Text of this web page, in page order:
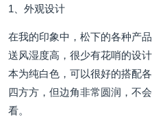
1、外观设计
在我的印象中，松下的各种产
送风湿度高，很少有花哨的设
本为纯白色，可以很好的搭配
四方方，但边角非常圆润，不
看。